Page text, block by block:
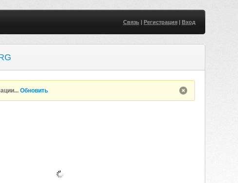
Связь| Регистрация| Вход
Обновить